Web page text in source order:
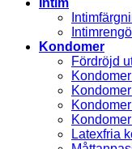
Kondomer
Fördröjd
Latexfria